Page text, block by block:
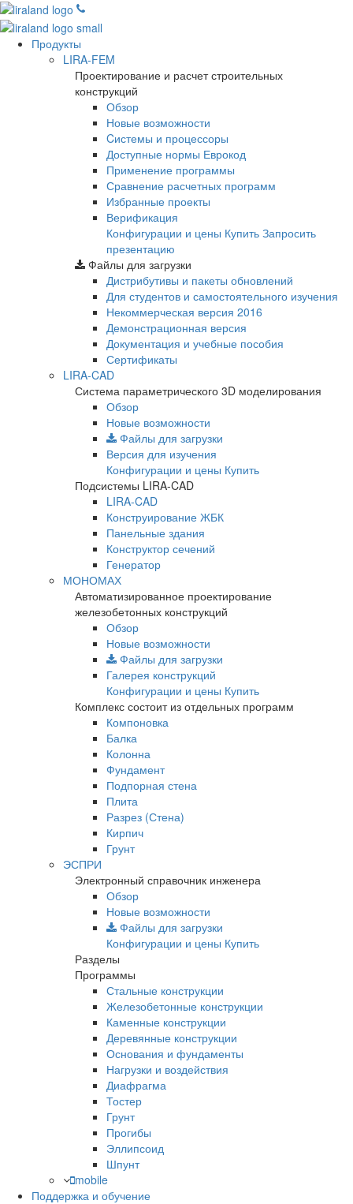
Продукты
LIRA-FEM
Проектирование и расчет строительных
конструкций
Обзор
Новые возможности
Cистемы и процессоры
Доступные нормы Еврокод
Применение программы
Сравнение расчетных программ
Избранные проекты
Верификация
Конфигурации и цены Купить Запросить
презентацию
Файлы для загрузки
Дистрибутивы и пакеты обновлений
Для студентов и самостоятельного изучения
Некоммерческая версия 2016
Демонстрационная версия
Документация и учебные пособия
Сертификаты
LIRA-CAD
Система параметрического 3D моделирования
Обзор
Новые возможности
Файлы для загрузки
Версия для изучения
Конфигурации и цены Купить
Подсистемы LIRA-CAD
LIRA-CAD
Конструирование ЖБК
Панельные здания
Конструктор сечений
Генератор
МОНОМАХ
Автоматизированное проектирование
железобетонных конструкций
Обзор
Новые возможности
Файлы для загрузки
Галерея конструкций
Конфигурации и цены Купить
Комплекс состоит из отдельных программ
Компоновка
Балка
Колонна
Фундамент
Подпорная стена
Плита
Разрез (Стена)
Кирпич
Грунт
ЭСПРИ
Электронный справочник инженера
Обзор
Новые возможности
Файлы для загрузки
Конфигурации и цены Купить
Разделы
Программы
Стальные конструкции
Железобетонные конструкции
Каменные конструкции
Деревянные конструкции
Основания и фундаменты
Нагрузки и воздействия
Диафрагма
Тостер
Грунт
Прогибы
Эллипсоид
Шпунт
mobile
Поддержка и обучение